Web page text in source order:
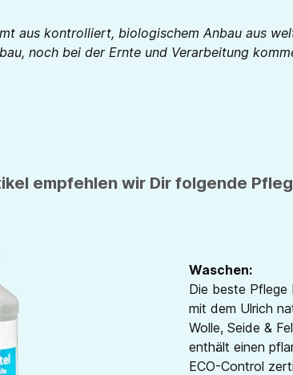
aus kontrolliert, biologischem Anbau aus
noch bei der Ernte und Verarbeitung
empfehlen wir Dir folgende
Waschen:
Die beste Pflege
mit dem Ulrich
Wolle, Seide &
enthält einen
ECO-Control